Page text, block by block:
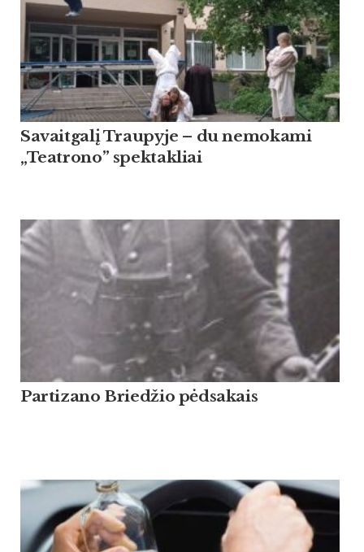
Savaitgalį Traupyje – du nemokami
„Teatrono” spektakliai
Partizano Briedžio pėdsakais